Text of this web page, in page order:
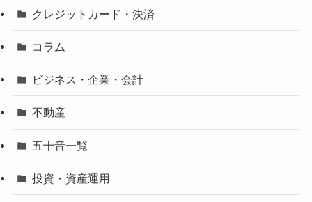
クレジットカード・決済
コラム
ビジネス・企業・会計
不動産
五十音一覧
投資・資産運用